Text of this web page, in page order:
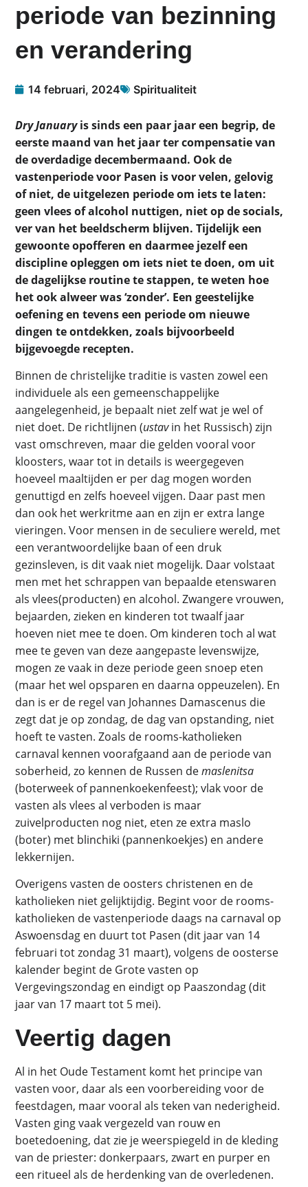
periode van bezinning
en verandering
14 februari, 2024 Spiritualiteit
Dry Januaryis sinds een paar jaar een begrip, de
eerste maand van het jaar ter compensatie van
de overdadige decembermaand. Ook de
vastenperiode voor Pasen is voor velen, gelovig
of niet, de uitgelezen periode om iets te laten:
geen vlees of alcohol nuttigen, niet op de socials,
ver van het beeldscherm blijven. Tijdelijk een
gewoonte opofferen en daarmee jezelf een
discipline opleggen om iets niet te doen, om uit
de dagelijkse routine te stappen, te weten hoe
het ook alweer was ‘zonder’. Een geestelijke
oefening en tevens een periode om nieuwe
dingen te ontdekken, zoals bijvoorbeeld
bijgevoegde recepten.
Binnen de christelijke traditie is vasten zowel een
individuele als een gemeenschappelijke
aangelegenheid, je bepaalt niet zelf wat je wel of
niet doet. De richtlijnen (ustavin het Russisch) zijn
vast omschreven, maar die gelden vooral voor
kloosters, waar tot in details is weergegeven
hoeveel maaltijden er per dag mogen worden
genuttigd en zelfs hoeveel vijgen. Daar past men
dan ook het werkritme aan en zijn er extra lange
vieringen. Voor mensen in de seculiere wereld, met
een verantwoordelijke baan of een druk
gezinsleven, is dit vaak niet mogelijk. Daar volstaat
men met het schrappen van bepaalde etenswaren
als vlees(producten) en alcohol. Zwangere vrouwen,
bejaarden, zieken en kinderen tot twaalf jaar
hoeven niet mee te doen. Om kinderen toch al wat
mee te geven van deze aangepaste levenswijze,
mogen ze vaak in deze periode geen snoep eten
(maar het wel opsparen en daarna oppeuzelen). En
dan is er de regel van Johannes Damascenus die
zegt dat je op zondag, de dag van opstanding, niet
hoeft te vasten. Zoals de rooms-katholieken
carnaval kennen voorafgaand aan de periode van
soberheid, zo kennen de Russen demaslenitsa
(boterweek of pannenkoekenfeest); vlak voor de
vasten als vlees al verboden is maar
zuivelproducten nog niet, eten ze extra maslo
(boter) met blinchiki (pannenkoekjes) en andere
lekkernijen.
Overigens vasten de oosters christenen en de
katholieken niet gelijktijdig. Begint voor de rooms-
katholieken de vastenperiode daags na carnaval op
Aswoensdag en duurt tot Pasen (dit jaar van 14
februari tot zondag 31 maart), volgens de oosterse
kalender begint de Grote vasten op
Vergevingszondag en eindigt op Paaszondag (dit
jaar van 17 maart tot 5 mei).
Veertig dagen
Al in het Oude Testament komt het principe van
vasten voor, daar als een voorbereiding voor de
feestdagen, maar vooral als teken van nederigheid.
Vasten ging vaak vergezeld van rouw en
boetedoening, dat zie je weerspiegeld in de kleding
van de priester: donkerpaars, zwart en purper en
een ritueel als de herdenking van de overledenen.